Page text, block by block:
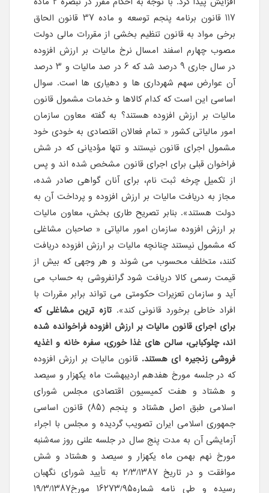
117 قانون برنامه پنجم توسعه و ماده 37 قانون الحاق
برخی مواد به قانون تنظیم بخشی از مقررات مالی دولت
مصوب چهارم اسفند امسال نرخ مالیات بر ارزش افزوده
در سال جاری 9 درصد شد که 6 در صد مالیات و 3 درصد
آن عوارض سهم شهرداری ها و دهیاری ها است. سوال
اساسی این است که کدام کالاها و خدمات مشمول قانون
مالیات بر ارزش افزوده هستند؟ به گفته معاون سازمان
امور مالیاتی کشور « تمام فعالان اقتصادی به خودی خود
مشمول اجرای قانون نیستند و تنها مؤدیانی که در شش
فراخوان قبلی برای اجرای قانون مشخص شده اند و پس
از تکمیل چرخه ثبت نام، برای آنان گواهی صادر شده،
مجاز به دریافت مالیات بر ارزش افزوده و پرداخت آن به
دولت هستند». بنابر تصریح طاری بخش، معاون مالیات
بر ارزش افزوده سازمان امور مالیاتی « صاحبان مشاغلی
که مشمول نیستند چنانچه مالیات بر ارزش افزوده دریافت
کنند، متخلف محسوب می شوند و هر وجهی که بیش از
قیمت رسمی کالا دریافت شود گرانفروشی به حساب می
آید و سازمان تعزیرات حکومتی می تواند برابر مقررات با
افراد خاطی برخورد قانونی کند».تازه ترین مشاغلی که
برای اجرای قانون مالیات بر ارزش افزوده فراخوانده شده
اند، چلوکبابی، سالن های غذا خوری، سفره خانه و اغذیه
فروشی زنجیره ای هستند. قانون مالیات بر ارزش افزوده
که در جلسه مورخ هفدهم اردیبهشت ماه یکهزار و سیصد
و هشتاد و هفت کمیسیون اقتصادی مجلس شورای
اسلامی طبق اصل هشتاد و پنجم (۸۵) قانون اساسی
جمهوری اسلامی ایران تصویب گردیده و مجلس با اجراء
آزمایشی آن به مدت پنج سال در جلسه علنی روز سه‌شنبه
مورخ نهم بهمن ماه یکهزار و سیصد و هشتاد و شش
موافقت و در تاریخ ۲/۳/۱۳۸۷ به تأیید شورای نگهبان
رسیده و طی نامه شماره۱۶۲۷۳/۹۵ مورخ۱۹/۳/۱۳۸۷